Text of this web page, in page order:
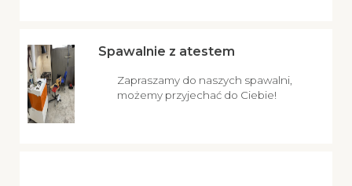
Spawalnie z atestem
Zapraszamy do naszych spawalni,
możemy przyjechać do Ciebie!